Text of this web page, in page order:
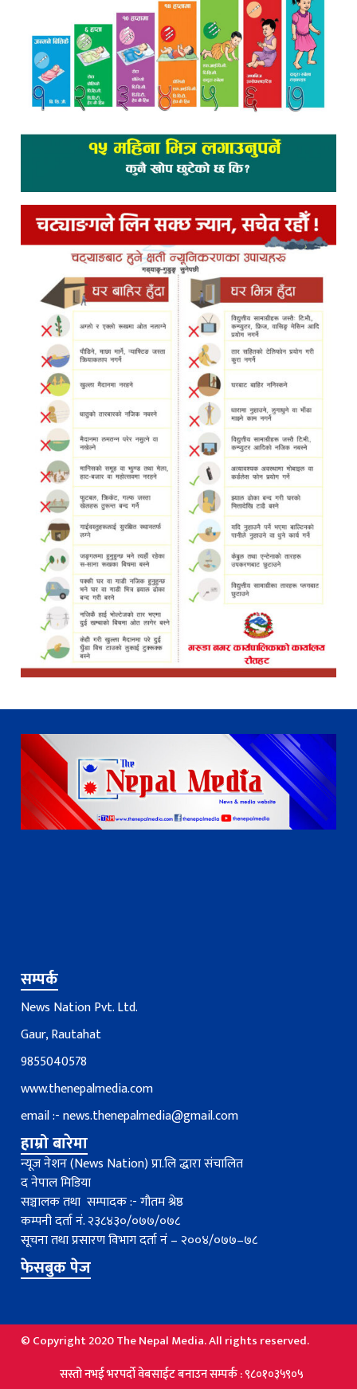
सम्पर्क
News Nation Pvt. Ltd.
Gaur, Rautahat
9855040578
www.thenepalmedia.com
email :-news.thenepalmedia@gmail.com
हाम्रो बारेमा
न्यूज नेशन (News Nation) प्रा.लि द्धारा संचालित
द नेपाल मिडिया
सञ्चालक तथा सम्पादक :- गौतम श्रेष्ठ
कम्पनी दर्ता नं. २३८४३०/०७७/०७८
सूचना तथा प्रसारण विभाग दर्ता नंं – २००४/०७७–७८
फेसबुक पेज
© Copyright 2020 The Nepal Media. All rights reserved.
नभई भरपर्दाे वेबसाईट बनाउन सम्पर्क : ९८०१०३५९०५